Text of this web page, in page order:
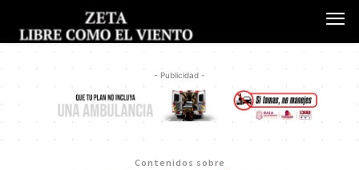
- Publicidad -
Contenidos sobre